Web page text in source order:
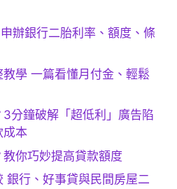
辦銀行二胎利率、額度、條
學 一篇看懂月付金、輕鬆
分鐘破解「超低利」廣告陷
成本
你巧妙提高貸款額度
銀行、好事貸與民間房屋二